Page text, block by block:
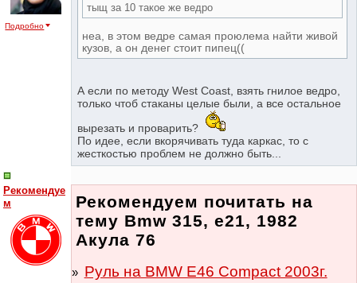
Подробно
тыщ за 10 такое же ведро
неа, в этом ведре самая проюлема найти живой
кузов, а он денег стоит пипец((
А если по методу West Coast, взять гнилое ведро,
только чтоб стаканы целые были, а все остальное
вырезать и проварить?
По идее, если вкорячивать туда каркас, то с
жесткостью проблем не должно быть...
Рекомендуе
м
Рекомендуем почитать на
тему Bmw 315, e21, 1982
Акула 76
Руль на BMW E46 Compact 2003г.